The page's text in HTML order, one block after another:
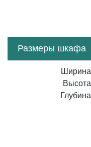
Размеры шкафа
Ширина
Высота
Глубина